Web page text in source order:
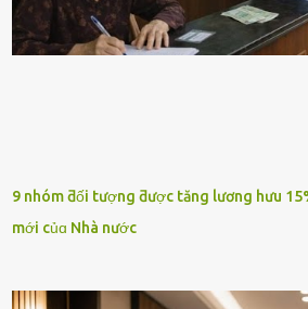
9 nhóm ƌối tượng ƌược tăng lương hưu
mới củɑ Nhà nước